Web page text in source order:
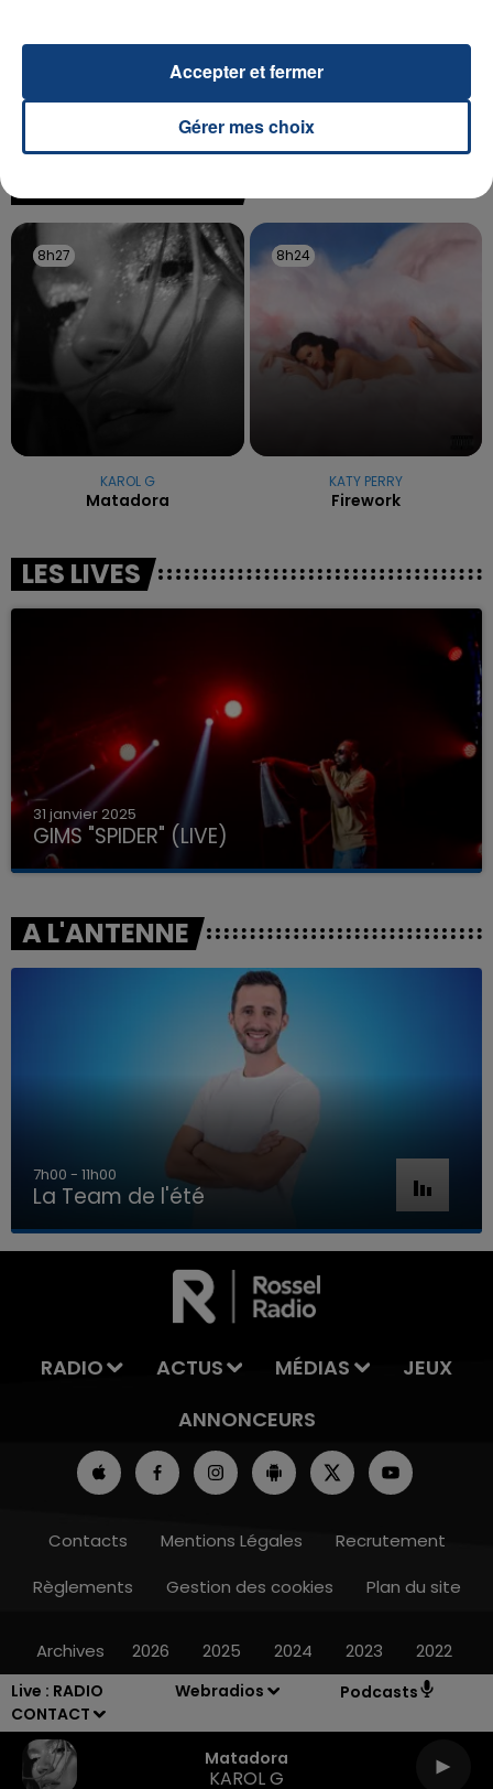
Live : RADIO
CONTACT
Webradios Podcasts
Matadora
KAROL G
LA TEAM DE L'ÉTÉ
20 juillet 2026
UNE ADOLESCENTE DEVANT SE FAIRE
OPÉRER DE LA CHEVILLE RESSORT DE LA...
La famille a porté plainte contre la clinique qui a
8h27
8h27
KAROL G
Matadora
8h24
8h24
KATY PERRY
Firework
LES LIVES
31 janvier 2025
GIMS "SPIDER" (LIVE)
A L'ANTENNE
7h00 - 11h00
La Team de l'été
RADIO ACTUS MÉDIAS
JEUX
ANNONCEURS
Contacts Mentions Légales
Recrutement
Règlements
Gestion des cookies Plan du site
Archives 2026 2025 2024 2023 2022
Gérer mes choix
Accepter et fermer